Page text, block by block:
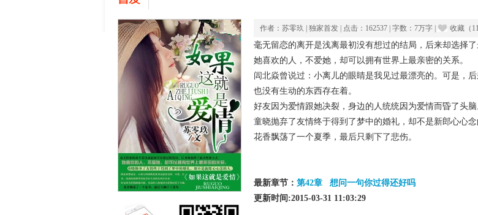
作者： 苏零玖 独家首发 点击： 162537 字数：7万字 收藏（ 11
毫无留恋的离开是浅离最初没有想过的结局，后来却选择了
她喜欢的人，不爱她，却可以拥有世界上最亲密的关系。
闾北焱曾说过：小离儿的眼睛是我见过最漂亮的。可是，
也没有生动的东西存在着。
好友因为爱情跟她决裂，身边的人统统因为爱情而昏了头脑
童晓抛弃了友情终于得到了梦中的婚礼，却不是新郎心心念
花香飘荡了一个夏季，最后只剩下了悲伤。
最新章节： 第42章   想问一句你过得还好吗
更新时间:2015-03-31 11:03:29